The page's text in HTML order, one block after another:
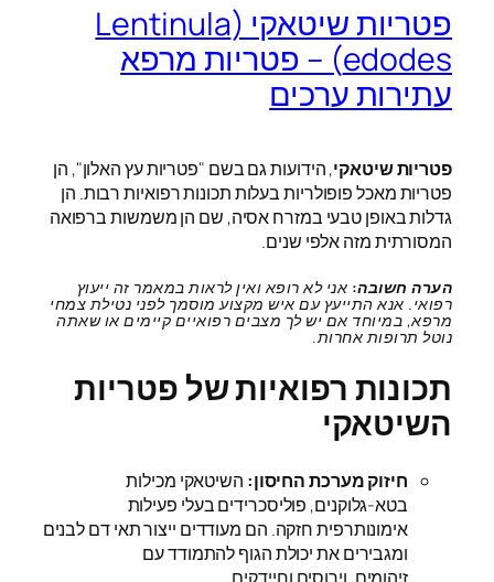
פטריות שיטאקי (Lentinula
edodes) – פטריות מרפא
עתירות ערכים
פטריות שיטאקי, הידועות גם בשם "פטריות עץ האלון", הן
פטריות מאכל פופולריות בעלות תכונות רפואיות רבות. הן
גדלות באופן טבעי במזרח אסיה, שם הן משמשות ברפואה
המסורתית מזה אלפי שנים.
הערה חשובה: אני לא רופא ואין לראות במאמר זה ייעוץ
רפואי. אנא התייעץ עם איש מקצוע מוסמך לפני נטילת צמחי
מרפא, במיוחד אם יש לך מצבים רפואיים קיימים או שאתה
נוטל תרופות אחרות.
תכונות רפואיות של פטריות
השיטאקי
חיזוק מערכת החיסון: השיטאקי מכילות
בטא-גלוקנים, פוליסכרידים בעלי פעילות
אימונותרפית חזקה. הם מעודדים ייצור תאי דם לבנים
ומגבירים את יכולת הגוף להתמודד עם